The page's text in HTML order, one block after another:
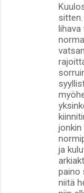
lihava
ja
paino
niitä